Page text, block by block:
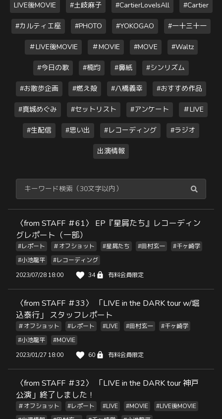
LIVE後MOVIE #土岐麻子 #CartierLoveIsAll #Cartier
#カルティエ座 #PHOTO #YOKOGAO #一十三十一
＃LIVE後MOVIE ＃MOVIE #MOVE #Waltz
#今日の歌 #楠均 #鼻紙 #シンリズム
#お散歩企画 #燃え殻 #八橋義幸 #おすすめ作品
#真城めぐみ #セットリスト #アンケート ＃LIVE
#生配信 #思い出 #レコーディング #ラジオ
出演情報
〈from STAFF ＃61〉 EP『星屑たち』レコーディン
グレポート（一部）
#レポート ＃オフショット #星屑たち #田村玄一
#千ヶ崎学
#小池龍平
#レコーディング
2023/07/28 18:00
34 有料会員限定
〈from STAFF ＃33〉 「LIVE in the DARK tour w/堀
込泰行」 スタッフレポート
＃オフショット #レポート #LIVE #田村玄一
#千ヶ崎学
#小池龍平
#MOVIE
2023/01/27 18:00
60 有料会員限定
〈from STAFF ＃32〉 「LIVE in the DARK tour 神戸
公演」終了しました！
＃オフショット #レポート #LIVE #MOVIE
#LIVE後MOVIE